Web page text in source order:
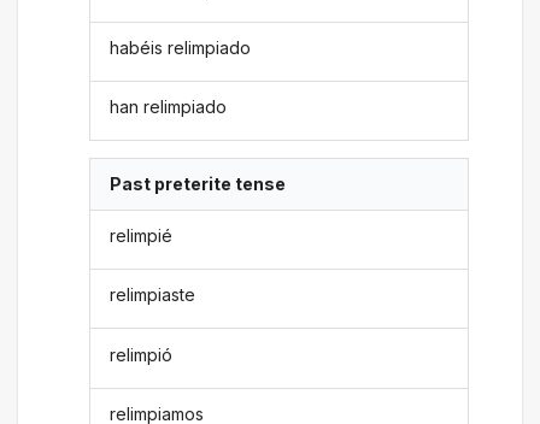
habéis relimpiado
han relimpiado
Past preterite tense
relimpié
relimpiaste
relimpió
relimpiamos